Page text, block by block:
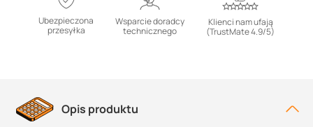
Ubezpieczona
przesyłka
Wsparcie doradcy
technicznego
Klienci nam ufają
(TrustMate 4.9/5)
Opis produktu